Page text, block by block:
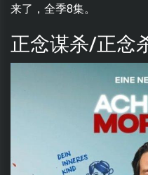
来了，全季8集。
正念谋杀/正念